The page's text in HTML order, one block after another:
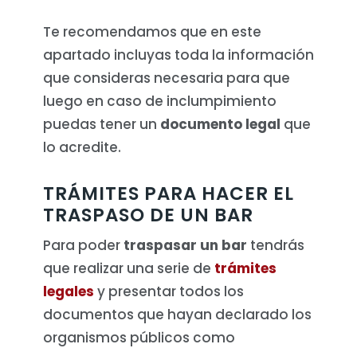
Te recomendamos que en este
apartado incluyas toda la información
que consideras necesaria para que
luego en caso de inclumpimiento
puedas tener un documento legal que
lo acredite.
TRÁMITES PARA HACER EL
TRASPASO DE UN BAR
Para poder traspasar un bar tendrás
que realizar una serie de trámites
legales y presentar todos los
documentos que hayan declarado los
organismos públicos como